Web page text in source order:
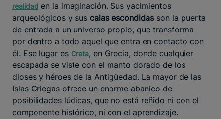
realidad en la imaginación. Sus yacimientos
arqueológicos y sus calas escondidas son la puerta
de entrada a un universo propio, que transforma
por dentro a todo aquel que entra en contacto con
él. Ese lugar es Creta, en Grecia, donde cualquier
escapada se viste con el manto dorado de los
dioses y héroes de la Antigüedad. La mayor de las
Islas Griegas ofrece un enorme abanico de
posibilidades lúdicas, que no está reñido ni con el
componente histórico, ni con el aprendizaje.